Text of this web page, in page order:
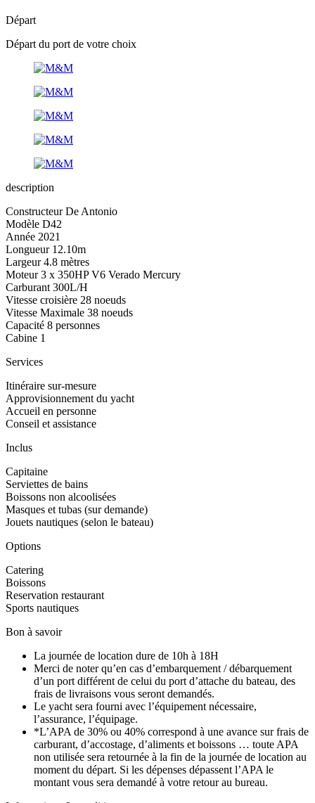
Départ
Départ du port de votre choix
description
Constructeur De Antonio
Modèle D42
Année 2021
Longueur 12.10m
Largeur 4.8 mètres
Moteur 3 x 350HP V6 Verado Mercury
Carburant 300L/H
Vitesse croisière 28 noeuds
Vitesse Maximale 38 noeuds
Capacité 8 personnes
Cabine 1
Services
Itinéraire sur-mesure
Approvisionnement du yacht
Accueil en personne
Conseil et assistance
Inclus
Capitaine
Serviettes de bains
Boissons non alcoolisées
Masques et tubas (sur demande)
Jouets nautiques (selon le bateau)
Options
Catering
Boissons
Reservation restaurant
Sports nautiques
Bon à savoir
La journée de location dure de 10h à 18H
Merci de noter qu’en cas d’embarquement / débarquement
d’un port différent de celui du port d’attache du bateau, des
frais de livraisons vous seront demandés.
Le yacht sera fourni avec l’équipement nécessaire,
l’assurance, l’équipage.
*L’APA de 30% ou 40% correspond à une avance sur frais de
carburant, d’accostage, d’aliments et boissons … toute APA
non utilisée sera retournée à la fin de la journée de location au
moment du départ. Si les dépenses dépassent l’APA le
montant vous sera demandé à votre retour au bureau.